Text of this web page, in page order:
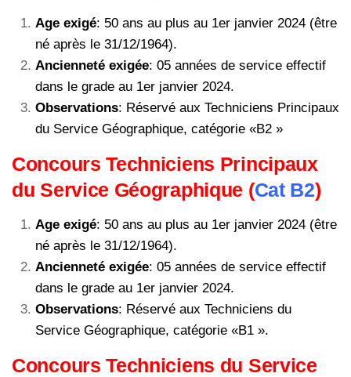
Age exigé: 50 ans au plus au 1er janvier 2024 (être
né après le 31/12/1964).
Ancienneté exigée: 05 années de service effectif
dans le grade au 1er janvier 2024.
Observations: Réservé aux Techniciens Principaux
du Service Géographique, catégorie «B2 »
Concours Techniciens Principaux
du Service Géographique (Cat B2)
Age exigé: 50 ans au plus au 1er janvier 2024 (être
né après le 31/12/1964).
Ancienneté exigée: 05 années de service effectif
dans le grade au 1er janvier 2024.
Observations: Réservé aux Techniciens du
Service Géographique, catégorie «B1 ».
Concours Techniciens du Service